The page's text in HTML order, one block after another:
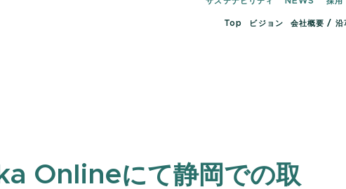
Top ビジョン 会社概要 / 沿
Onlineにて静岡での取